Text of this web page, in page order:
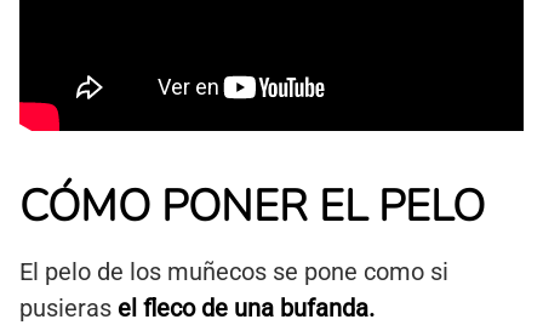
CÓMO PONER EL PELO
El pelo de los muñecos se pone como si
pusieras el fleco de una bufanda.